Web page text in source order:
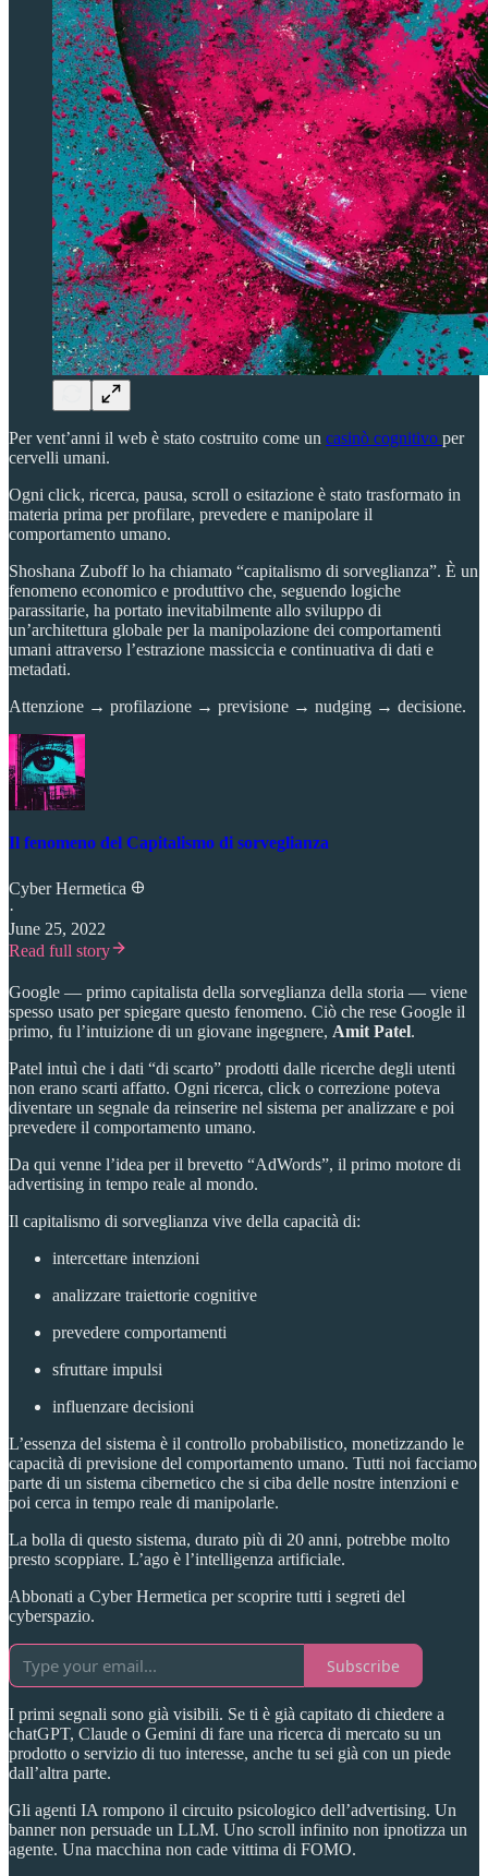
Per vent’anni il web è stato costruito come un casinò cognitivo per
cervelli umani.
Ogni click, ricerca, pausa, scroll o esitazione è stato trasformato in
materia prima per profilare, prevedere e manipolare il
comportamento umano.
Shoshana Zuboff lo ha chiamato “capitalismo di sorveglianza”. È un
fenomeno economico e produttivo che, seguendo logiche
parassitarie, ha portato inevitabilmente allo sviluppo di
un’architettura globale per la manipolazione dei comportamenti
umani attraverso l’estrazione massiccia e continuativa di dati e
metadati.
Attenzione → profilazione → previsione → nudging → decisione.
Il fenomeno del Capitalismo di sorveglianza
Cyber Hermetica 𐀏
·
June 25, 2022
Read full story
Google — primo capitalista della sorveglianza della storia — viene
spesso usato per spiegare questo fenomeno. Ciò che rese Google il
primo, fu l’intuizione di un giovane ingegnere, Amit Patel.
Patel intuì che i dati “di scarto” prodotti dalle ricerche degli utenti
non erano scarti affatto. Ogni ricerca, click o correzione poteva
diventare un segnale da reinserire nel sistema per analizzare e poi
prevedere il comportamento umano.
Da qui venne l’idea per il brevetto “AdWords”, il primo motore di
advertising in tempo reale al mondo.
Il capitalismo di sorveglianza vive della capacità di:
intercettare intenzioni
analizzare traiettorie cognitive
prevedere comportamenti
sfruttare impulsi
influenzare decisioni
L’essenza del sistema è il controllo probabilistico, monetizzando le
capacità di previsione del comportamento umano. Tutti noi facciamo
parte di un sistema cibernetico che si ciba delle nostre intenzioni e
poi cerca in tempo reale di manipolarle.
La bolla di questo sistema, durato più di 20 anni, potrebbe molto
presto scoppiare. L’ago è l’intelligenza artificiale.
Abbonati a Cyber Hermetica per scoprire tutti i segreti del
cyberspazio.
Subscribe
I primi segnali sono già visibili. Se ti è già capitato di chiedere a
chatGPT, Claude o Gemini di fare una ricerca di mercato su un
prodotto o servizio di tuo interesse, anche tu sei già con un piede
dall’altra parte.
Gli agenti IA rompono il circuito psicologico dell’advertising. Un
banner non persuade un LLM. Uno scroll infinito non ipnotizza un
agente. Una macchina non cade vittima di FOMO.